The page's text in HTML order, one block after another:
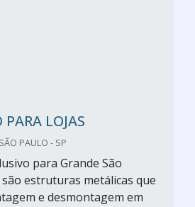
LOJAS
PAULO - SP
para Grande São
estruturas metálicas que
e desmontagem em